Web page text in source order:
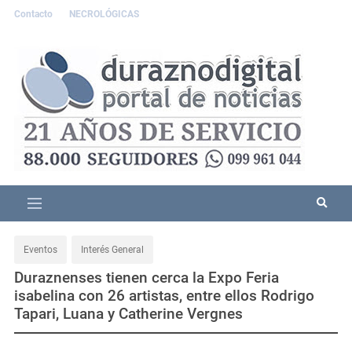
Contacto NECROLÓGICAS
Eventos Interés General
Duraznenses tienen cerca la Expo Feria
isabelina con 26 artistas, entre ellos Rodrigo
Tapari, Luana y Catherine Vergnes